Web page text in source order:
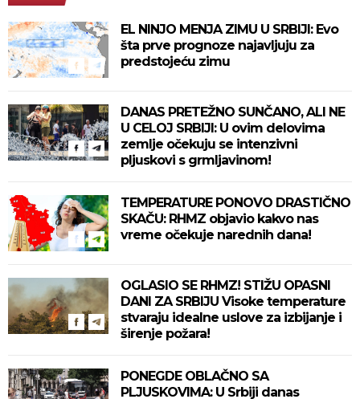
EL NINJO MENJA ZIMU U SRBIJI: Evo
šta prve prognoze najavljuju za
predstojeću zimu
DANAS PRETEŽNO SUNČANO, ALI NE
U CELOJ SRBIJI: U ovim delovima
zemlje očekuju se intenzivni
pljuskovi s grmljavinom!
TEMPERATURE PONOVO DRASTIČNO
SKAČU: RHMZ objavio kakvo nas
vreme očekuje narednih dana!
OGLASIO SE RHMZ! STIŽU OPASNI
DANI ZA SRBIJU Visoke temperature
stvaraju idealne uslove za izbijanje i
širenje požara!
PONEGDE OBLAČNO SA
PLJUSKOVIMA: U Srbiji danas